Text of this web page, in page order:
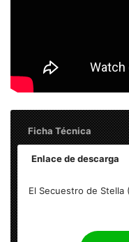
Ficha Técnica
Enlace de descarga
Latino Excelente
Tamaño del archivo: 1.8
El Secuestro de Stella